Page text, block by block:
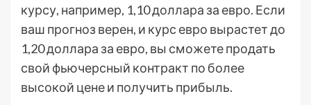
курсу, например, 1,10 доллара за евро. Если
ваш прогноз верен, и курс евро вырастет до
1,20 доллара за евро, вы сможете продать
свой фьючерсный контракт по более
высокой цене и получить прибыль.